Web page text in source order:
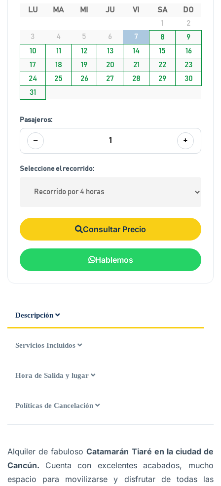
LU MA MI JU VI SA
DO
1
2
3
4 5 6 7 8
9
10
11 12 13 14 15
16
17
18 19 20 21 22
23
24
25 26 27 28 29
30
31
Pasajeros:
− 1 +
Seleccione el recorrido:
Consultar Precio
Hablemos
Descripción
Servicios Incluidos
Hora de Salida y lugar
Políticas de Cancelación
Alquiler de fabulosoCatamarán Tiaré en la ciudad de
Cancún. Cuenta con excelentes acabados, mucho
espacio para movilizarse y disfrutar de todas las